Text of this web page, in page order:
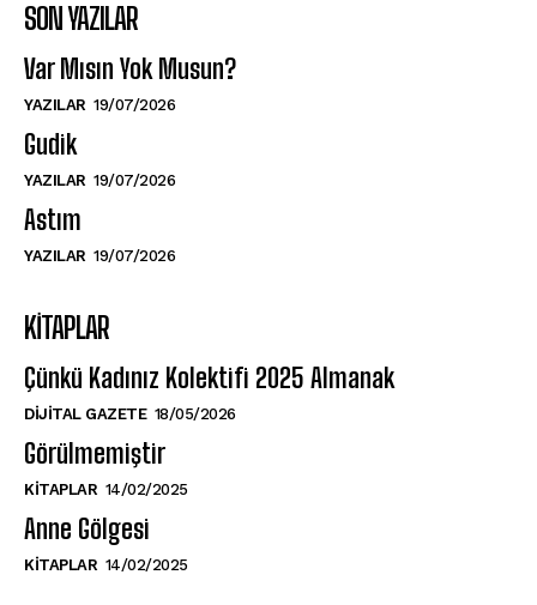
SON YAZILAR
Var Mısın Yok Musun?
YAZILAR 19/07/2026
Gudik
YAZILAR 19/07/2026
Astım
YAZILAR 19/07/2026
KITAPLAR
Çünkü Kadınız Kolektifi 2025 Almanak
DIJITAL GAZETE 18/05/2026
Görülmemiştir
KITAPLAR 14/02/2025
Anne Gölgesi
KITAPLAR 14/02/2025